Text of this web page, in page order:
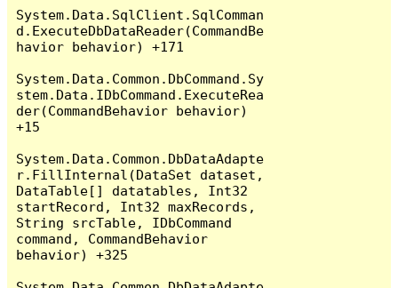
System.Data.SqlClient.SqlComman
d.ExecuteDbDataReader(CommandBe
havior behavior) +171
System.Data.Common.DbCommand.Sy
stem.Data.IDbCommand.ExecuteRea
der(CommandBehavior behavior)
+15
System.Data.Common.DbDataAdapte
r.FillInternal(DataSet dataset,
DataTable[] datatables, Int32
startRecord, Int32 maxRecords,
String srcTable, IDbCommand
command, CommandBehavior
behavior) +325